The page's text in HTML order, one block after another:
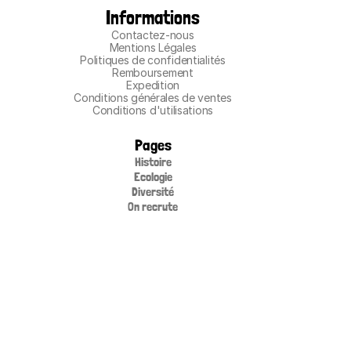
Informations
Contactez-nous
Mentions Légales
Politiques de confidentialités
Remboursement
Expedition
Conditions générales de ventes
Conditions d'utilisations
Pages
Ecologie
Histoire
Diversité
On recrute